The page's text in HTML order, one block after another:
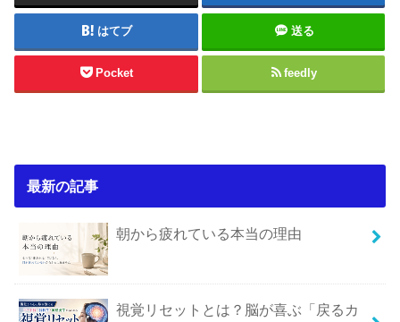
はてブ 送る
Pocket feedly
最新の記事
朝から疲れている本当の理由
視覚リセットとは？脳が喜ぶ「戻るカ